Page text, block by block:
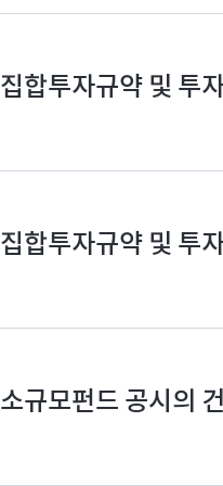
집합투자규약 및 투
집합투자규약 및 투
소규모펀드 공시의